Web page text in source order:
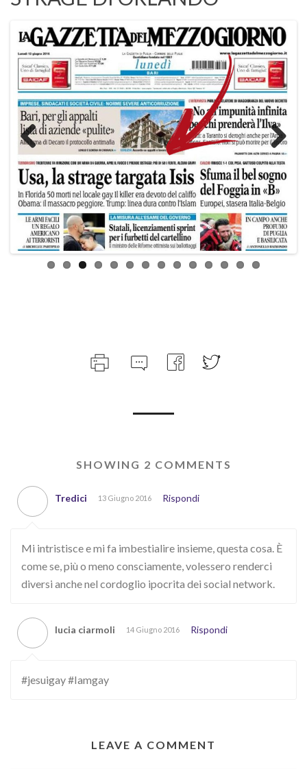
Previo
us
Next
SHOWING 2 COMMENTS
Tredici 13 Giugno 2016 Rispondi
Mi intristisce e mi fa imbestialire insieme, questa cosa. È
come se, più o meno consciamente, volessero renderci
diversi anche nel cordoglio ipocrita dei social network.
lucia ciarmoli 14 Giugno 2016 Rispondi
#jesuigay #Iamgay
LEAVE A COMMENT